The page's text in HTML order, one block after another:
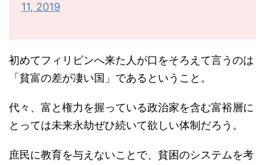
11, 2019
初めてフィリピンへ来た人が口をそろえて言うのは
「貧富の差が凄い国」であるということ。
代々、富と権力を握っている政治家を含む富裕層に
とっては未来永劫ぜひ続いて欲しい体制だろう。
庶民に教育を与えないことで、貧困のシステムを考